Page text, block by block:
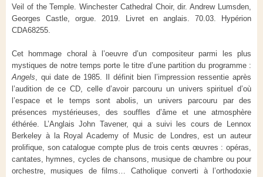
Veil of the Temple. Winchester Cathedral Choir, dir. Andrew Lumsden,
Georges Castle, orgue. 2019. Livret en anglais. 70.03.
Hypérion
CDA68255.
Cet hommage choral à l’oeuvre d’un compositeur parmi les plus
mystiques de notre temps porte le titre d’une partition du programme :
Angels , qui date de 1985. Il définit bien l’impression ressentie après
l’audition de ce CD, celle d’avoir parcouru un univers spirituel d’où
l’espace et le temps sont abolis, un univers parcouru par des
présences mystérieuses, des souffles d’âme et une atmosphère
éthérée. L’Anglais John Tavener, qui a suivi les cours de Lennox
Berkeley à la Royal Academy of Music de Londres, est un auteur
prolifique, son catalogue compte plus de trois cents œuvres : opéras,
cantates, hymnes, cycles de chansons, musique de chambre ou pour
orchestre, musiques de films… Catholique converti à l’orthodoxie